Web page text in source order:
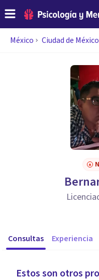
México Ciudad de México
Consultas Experiencia
Estos son otros